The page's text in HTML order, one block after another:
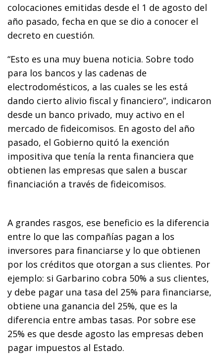
colocaciones emitidas desde el 1 de agosto del
año pasado, fecha en que se dio a conocer el
decreto en cuestión.
“Esto es una muy buena noticia. Sobre todo
para los bancos y las cadenas de
electrodomésticos, a las cuales se les está
dando cierto alivio fiscal y financiero”, indicaron
desde un banco privado, muy activo en el
mercado de fideicomisos. En agosto del año
pasado, el Gobierno quitó la exención
impositiva que tenía la renta financiera que
obtienen las empresas que salen a buscar
financiación a través de fideicomisos.
A grandes rasgos, ese beneficio es la diferencia
entre lo que las compañías pagan a los
inversores para financiarse y lo que obtienen
por los créditos que otorgan a sus clientes. Por
ejemplo: si Garbarino cobra 50% a sus clientes,
y debe pagar una tasa del 25% para financiarse,
obtiene una ganancia del 25%, que es la
diferencia entre ambas tasas. Por sobre ese
25% es que desde agosto las empresas deben
pagar impuestos al Estado.